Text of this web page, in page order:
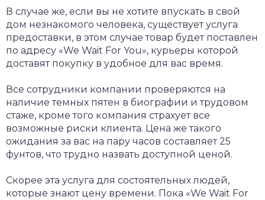
В случае же, если вы не хотите впускать в свой
дом незнакомого человека, существует услуга
предоставки, в этом случае товар будет поставлен
по адресу «We Wait For You», курьеры которой
доставят покупку в удобное для вас время.
Все сотрудники компании проверяются на
наличие темных пятен в биографии и трудовом
стаже, кроме того компания страхует все
возможные риски клиента. Цена же такого
ожидания за вас на пару часов составляет 25
фунтов, что трудно назвать доступной ценой.
Скорее эта услуга для состоятельных людей,
которые знают цену времени. Пока «We Wait For